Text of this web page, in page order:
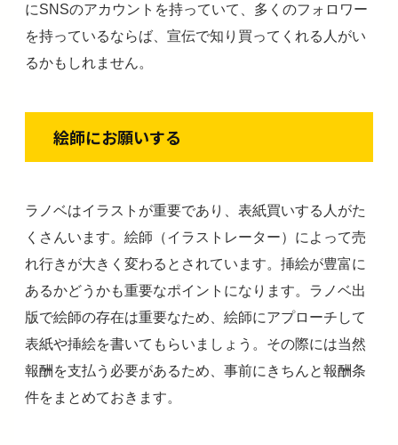
にSNSのアカウントを持っていて、多くのフォロワー
を持っているならば、宣伝で知り買ってくれる人がい
るかもしれません。
絵師にお願いする
ラノベはイラストが重要であり、表紙買いする人がた
くさんいます。絵師（イラストレーター）によって売
れ行きが大きく変わるとされています。挿絵が豊富に
あるかどうかも重要なポイントになります。ラノベ出
版で絵師の存在は重要なため、絵師にアプローチして
表紙や挿絵を書いてもらいましょう。その際には当然
報酬を支払う必要があるため、事前にきちんと報酬条
件をまとめておきます。